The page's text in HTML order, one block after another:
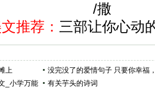
/撒
推荐： 三部让你心动
上
没完没了的爱情句子 只要你幸福
活该我孤独。
_小学万能
有关芋头的诗词